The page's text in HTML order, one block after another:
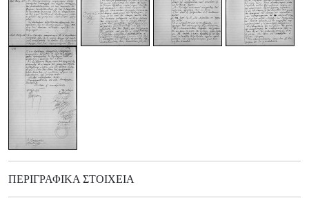
ΠΕΡΙΓΡΑΦΙΚΆ ΣΤΟΙΧΕΊΑ